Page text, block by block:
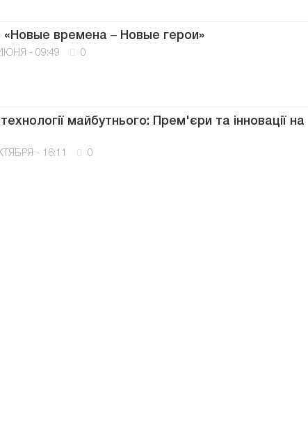
«Новые времена – Новые герои»
- 09:49 0
технології майбутнього: Прем'єри та інновації на
- 16:11 0